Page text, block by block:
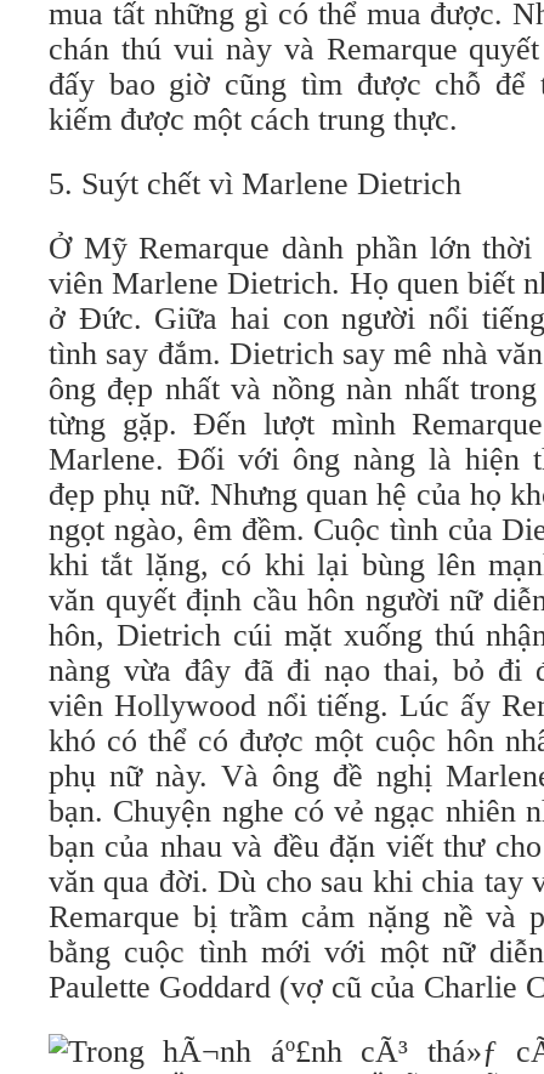
mua tất những gì có thể mua được.
chán thú vui này và Remarque
đấy bao giờ cũng tìm được chỗ để
kiếm được một cách trung thực.
5. Suýt chết vì Marlene Dietrich
Ở Mỹ Remarque dành phần lớn
viên Marlene Dietrich. Họ quen biết
ở Đức. Giữa hai con người nổi
tình say đắm. Dietrich say mê nhà
ông đẹp nhất và nồng nàn nhất
từng gặp. Đến lượt mình
Marlene. Đối với ông nàng là hiện
đẹp phụ nữ. Nhưng quan hệ của họ
ngọt ngào, êm đềm. Cuộc tình của
khi tắt lặng, có khi lại bùng lên
văn quyết định cầu hôn người nữ
hôn, Dietrich cúi mặt xuống thú
nàng vừa đây đã đi nạo thai, bỏ đi
viên Hollywood nổi tiếng. Lúc ấy
khó có thể có được một cuộc hôn
phụ nữ này. Và ông đề nghị
bạn. Chuyện nghe có vẻ ngạc nhiên
bạn của nhau và đều đặn viết thư
văn qua đời. Dù cho sau khi chia tay
Remarque bị trầm cảm nặng nề và
bằng cuộc tình mới với một nữ
Paulette Goddard (vợ cũ của Charlie